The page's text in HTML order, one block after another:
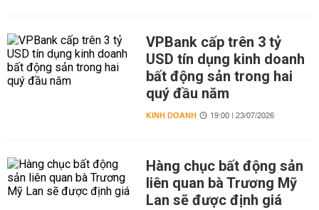
VPBank cấp trên 3 tỷ
USD tín dụng kinh doanh
bất động sản trong hai
quý đầu năm
KINH DOANH 19:00 | 23/07/2026
Hàng chục bất động sản
liên quan bà Trương Mỹ
Lan sẽ được định giá